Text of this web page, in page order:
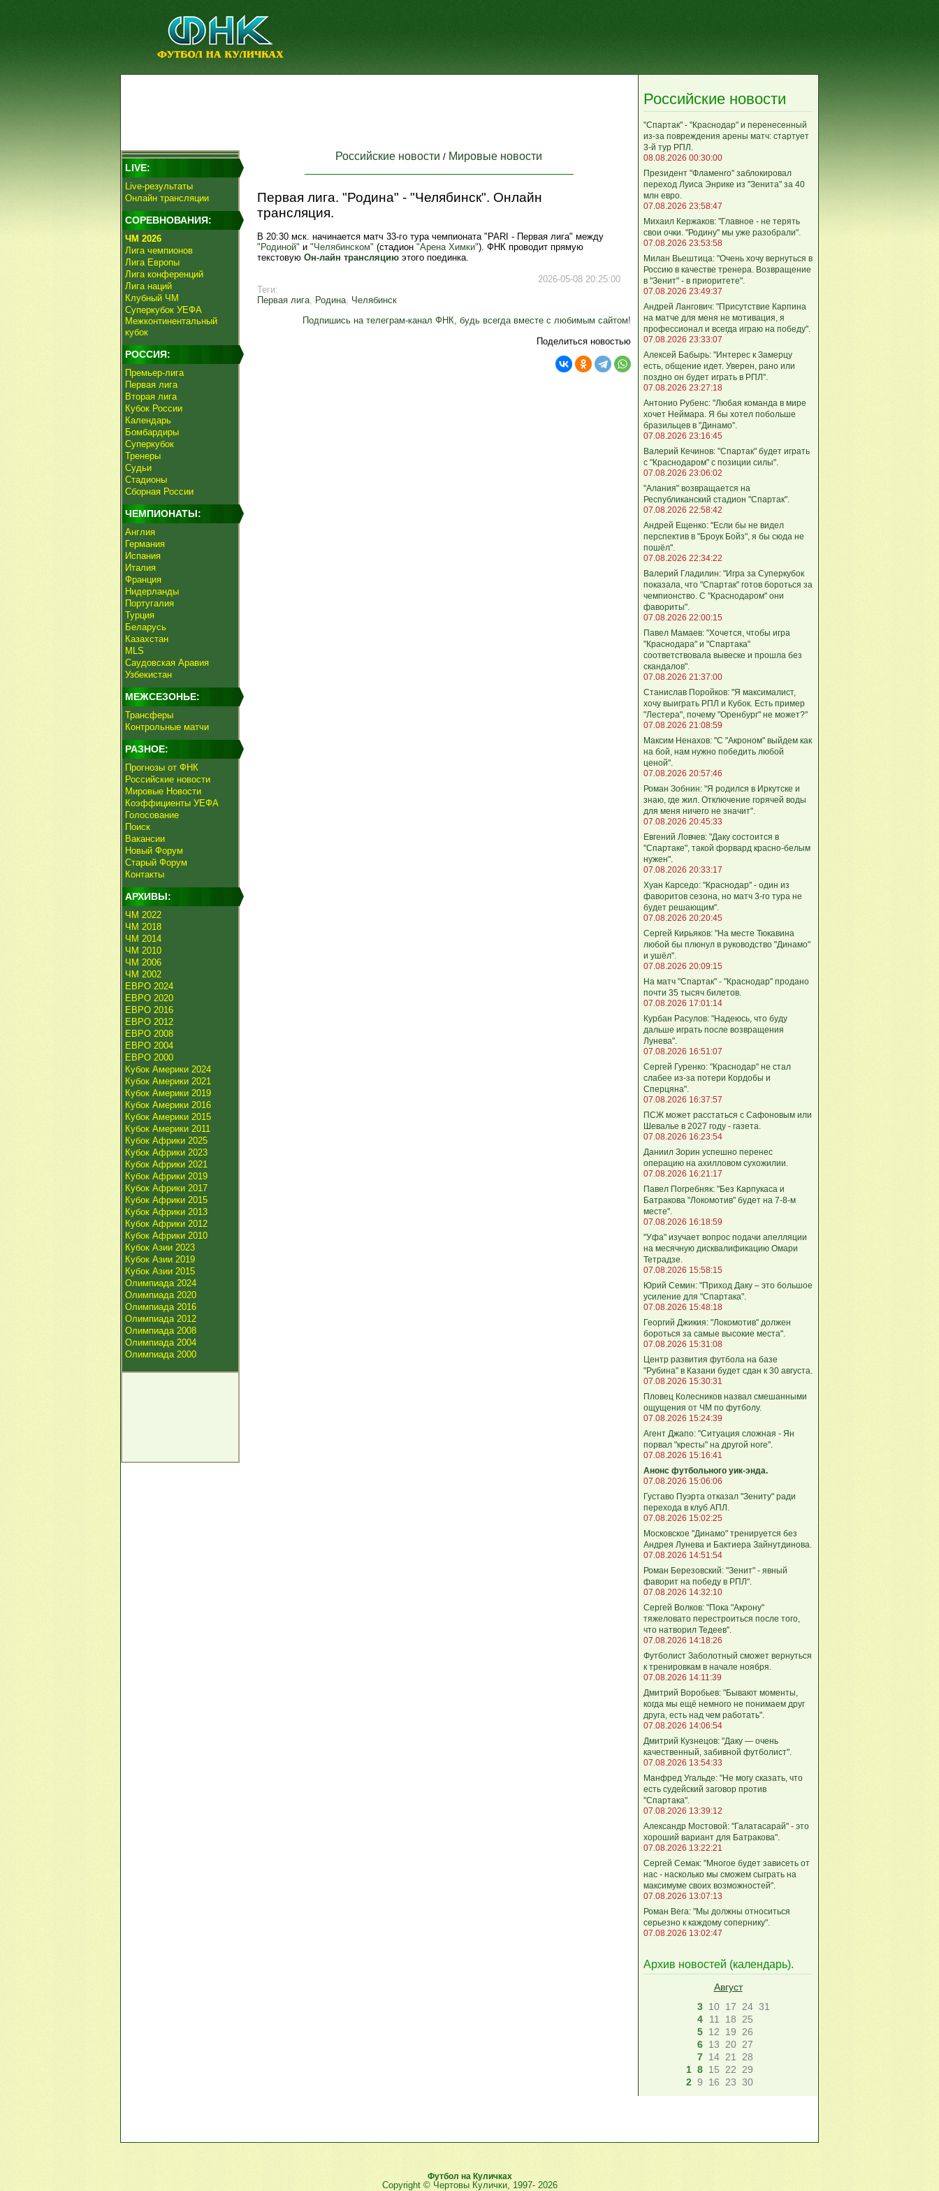
LIVE:
Live-результаты
Онлайн трансляции
СОРЕВНОВАНИЯ:
ЧМ 2026
Лига чемпионов
Лига Европы
Лига конференций
Лига наций
Клубный ЧМ
Суперкубок УЕФА
Межконтинентальный
кубок
РОССИЯ:
Премьер-лига
Первая лига
Вторая лига
Кубок России
Календарь
Бомбардиры
Суперкубок
Тренеры
Судьи
Стадионы
Сборная России
ЧЕМПИОНАТЫ:
Англия
Германия
Испания
Италия
Франция
Нидерланды
Португалия
Турция
Беларусь
Казахстан
MLS
Саудовская Аравия
Узбекистан
МЕЖСЕЗОНЬЕ:
Трансферы
Контрольные матчи
РАЗНОЕ:
Прогнозы от ФНК
Российские новости
Мировые Новости
Коэффициенты УЕФА
Голосование
Поиск
Вакансии
Новый Форум
Старый Форум
Контакты
АРХИВЫ:
ЧМ 2022
ЧМ 2018
ЧМ 2014
ЧМ 2010
ЧМ 2006
ЧМ 2002
ЕВРО 2024
ЕВРО 2020
ЕВРО 2016
ЕВРО 2012
ЕВРО 2008
ЕВРО 2004
ЕВРО 2000
Кубок Америки 2024
Кубок Америки 2021
Кубок Америки 2019
Кубок Америки 2016
Кубок Америки 2015
Кубок Америки 2011
Кубок Африки 2025
Кубок Африки 2023
Кубок Африки 2021
Кубок Африки 2019
Кубок Африки 2017
Кубок Африки 2015
Кубок Африки 2013
Кубок Африки 2012
Кубок Африки 2010
Кубок Азии 2023
Кубок Азии 2019
Кубок Азии 2015
Олимпиада 2024
Олимпиада 2020
Олимпиада 2016
Олимпиада 2012
Олимпиада 2008
Олимпиада 2004
Олимпиада 2000
Российские новости / Мировые новости
Первая лига. "Родина" - "Челябинск". Онлайн
трансляция.
В 20:30 мск. начинается матч 33-го тура чемпионата "PARI - Первая лига" между
"Родиной" и "Челябинском" (стадион "Арена Химки"). ФНК проводит прямую
текстовую Он-лайн трансляцию этого поединка.
2026-05-08 20:25:00
Теги:
Первая лига, Родина, Челябинск
Подпишись на телеграм-канал ФНК, будь всегда вместе с любимым сайтом!
Поделиться новостью
Российские новости
"Спартак" - "Краснодар" и перенесенный
из-за повреждения арены матч: стартует
3-й тур РПЛ.
08.08.2026 00:30:00
Президент "Фламенго" заблокировал
переход Луиса Энрике из "Зенита" за 40
млн евро.
07.08.2026 23:58:47
Михаил Кержаков: "Главное - не терять
свои очки. "Родину" мы уже разобрали".
07.08.2026 23:53:58
Милан Вьештица: "Очень хочу вернуться в
Россию в качестве тренера. Возвращение
в "Зенит" - в приоритете".
07.08.2026 23:49:37
Андрей Лангович: "Присутствие Карпина
на матче для меня не мотивация, я
профессионал и всегда играю на победу".
07.08.2026 23:33:07
Алексей Бабырь: "Интерес к Замерцу
есть, общение идет. Уверен, рано или
поздно он будет играть в РПЛ".
07.08.2026 23:27:18
Антонио Рубенс: "Любая команда в мире
хочет Неймара. Я бы хотел побольше
бразильцев в "Динамо".
07.08.2026 23:16:45
Валерий Кечинов: "Спартак" будет играть
с "Краснодаром" с позиции силы".
07.08.2026 23:06:02
"Алания" возвращается на
Республиканский стадион "Спартак".
07.08.2026 22:58:42
Андрей Ещенко: "Если бы не видел
перспектив в "Броук Бойз", я бы сюда не
пошёл".
07.08.2026 22:34:22
Валерий Гладилин: "Игра за Суперкубок
показала, что "Спартак" готов бороться за
чемпионство. С "Краснодаром" они
фавориты".
07.08.2026 22:00:15
Павел Мамаев: "Хочется, чтобы игра
"Краснодара" и "Спартака"
соответствовала вывеске и прошла без
скандалов".
07.08.2026 21:37:00
Станислав Поройков: "Я максималист,
хочу выиграть РПЛ и Кубок. Есть пример
"Лестера", почему "Оренбург" не может?"
07.08.2026 21:08:59
Максим Ненахов: "С "Акроном" выйдем как
на бой, нам нужно победить любой
ценой".
07.08.2026 20:57:46
Роман Зобнин: "Я родился в Иркутске и
знаю, где жил. Отключение горячей воды
для меня ничего не значит".
07.08.2026 20:45:33
Евгений Ловчев: "Даку состоится в
"Спартаке", такой форвард красно-белым
нужен".
07.08.2026 20:33:17
Хуан Карседо: "Краснодар" - один из
фаворитов сезона, но матч 3-го тура не
будет решающим".
07.08.2026 20:20:45
Сергей Кирьяков: "На месте Тюкавина
любой бы плюнул в руководство "Динамо"
и ушёл".
07.08.2026 20:09:15
На матч "Спартак" - "Краснодар" продано
почти 35 тысяч билетов.
07.08.2026 17:01:14
Курбан Расулов: "Надеюсь, что буду
дальше играть после возвращения
Лунева".
07.08.2026 16:51:07
Сергей Гуренко: "Краснодар" не стал
слабее из-за потери Кордобы и
Сперцяна".
07.08.2026 16:37:57
ПСЖ может расстаться с Сафоновым или
Шевалье в 2027 году - газета.
07.08.2026 16:23:54
Даниил Зорин успешно перенес
операцию на ахилловом сухожилии.
07.08.2026 16:21:17
Павел Погребняк: "Без Карпукаса и
Батракова "Локомотив" будет на 7-8-м
месте".
07.08.2026 16:18:59
"Уфа" изучает вопрос подачи апелляции
на месячную дисквалификацию Омари
Тетрадзе.
07.08.2026 15:58:15
Юрий Семин: "Приход Даку – это большое
усиление для "Спартака".
07.08.2026 15:48:18
Георгий Джикия: "Локомотив" должен
бороться за самые высокие места".
07.08.2026 15:31:08
Центр развития футбола на базе
"Рубина" в Казани будет сдан к 30 августа.
07.08.2026 15:30:31
Пловец Колесников назвал смешанными
ощущения от ЧМ по футболу.
07.08.2026 15:24:39
Агент Джапо: "Ситуация сложная - Ян
порвал "кресты" на другой ноге".
07.08.2026 15:16:41
Анонс футбольного уик-энда.
07.08.2026 15:06:06
Густаво Пуэрта отказал "Зениту" ради
перехода в клуб АПЛ.
07.08.2026 15:02:25
Московское "Динамо" тренируется без
Андрея Лунева и Бактиера Зайнутдинова.
07.08.2026 14:51:54
Роман Березовский: "Зенит" - явный
фаворит на победу в РПЛ".
07.08.2026 14:32:10
Сергей Волков: "Пока "Акрону"
тяжеловато перестроиться после того,
что натворил Тедеев".
07.08.2026 14:18:26
Футболист Заболотный сможет вернуться
к тренировкам в начале ноября.
07.08.2026 14:11:39
Дмитрий Воробьев: "Бывают моменты,
когда мы ещё немного не понимаем друг
друга, есть над чем работать".
07.08.2026 14:06:54
Дмитрий Кузнецов: "Даку — очень
качественный, забивной футболист".
07.08.2026 13:54:33
Манфред Угальде: "Не могу сказать, что
есть судейский заговор против
"Спартака".
07.08.2026 13:39:12
Александр Мостовой: "Галатасарай" - это
хороший вариант для Батракова".
07.08.2026 13:22:21
Сергей Семак: "Многое будет зависеть от
нас - насколько мы сможем сыграть на
максимуме своих возможностей".
07.08.2026 13:07:13
Роман Вега: "Мы должны относиться
серьезно к каждому сопернику".
07.08.2026 13:02:47
Архив новостей (календарь).
Август
3 10 17 24 31
4
11 18
25
5 12 19
26
6 13 20 27
7 14 21
28
1 8 15 22
29
2 9 16 23 30
Футбол на Куличках
Copyright © Чертовы Кулички, 1997- 2026